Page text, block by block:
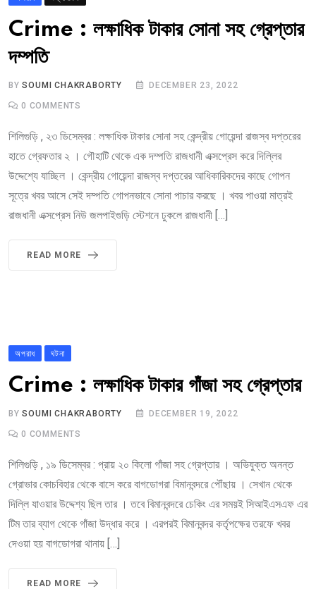
Crime : লক্ষাধিক টাকার সোনা সহ গ্রেপ্তার
দম্পতি
BYSOUMI CHAKRABORTY DECEMBER 23, 2022
0 COMMENTS
শিলিগুড়ি , ২৩ ডিসেম্বর : লক্ষাধিক টাকার সোনা সহ কেন্দ্রীয় গোয়েন্দা রাজস্ব দপ্তরের
হাতে গ্রেফতার ২ । গৌহাটি থেকে এক দম্পতি রাজধানী এক্সপ্রেস করে দিল্লির
উদ্দেশ্যে যাচ্ছিল । কেন্দ্রীয় গোয়েন্দা রাজস্ব দপ্তরের আধিকারিকদের কাছে গোপন
সূত্রে খবর আসে সেই দম্পতি গোপনভাবে সোনা পাচার করছে । খবর পাওয়া মাত্রই
রাজধানী এক্সপ্রেস নিউ জলপাইগুড়ি স্টেশনে ঢুকলে রাজধানী […]
READ MORE
অপরাধ ঘটনা
Crime : লক্ষাধিক টাকার গাঁজা সহ গ্রেপ্তার
BYSOUMI CHAKRABORTY DECEMBER 19, 2022
0 COMMENTS
শিলিগুড়ি , ১৯ ডিসেম্বর : প্রায় ২০ কিলো গাঁজা সহ গ্রেপ্তার । অভিযুক্ত অনন্ত
গ্রোভার কোচবিহার থেকে বাসে করে বাগডোগরা বিমানবন্দরে পৌঁছায় । সেখান থেকে
দিল্লি যাওয়ার উদ্দেশ্য ছিল তার । তবে বিমানবন্দরে চেকিং এর সময়ই সিআইএসএফ এর
টিম তার ব্যাগ থেকে গাঁজা উদ্ধার করে । এরপরই বিমানবন্দর কর্তৃপক্ষের তরফে খবর
দেওয়া হয় বাগডোগরা থানায় […]
READ MORE